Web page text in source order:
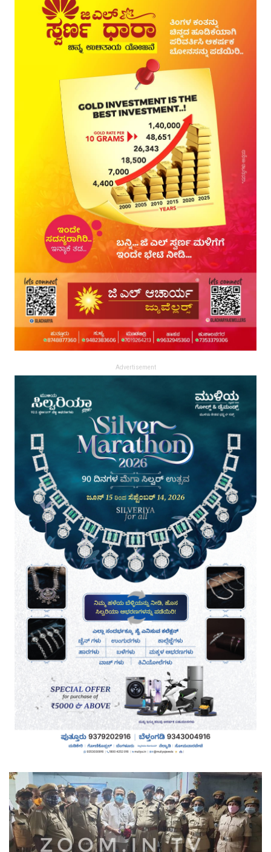
Advertisement